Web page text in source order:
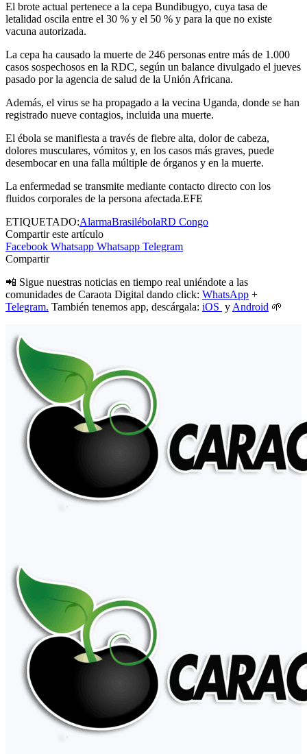
El brote actual pertenece a la cepa Bundibugyo, cuya tasa de
letalidad oscila entre el 30 % y el 50 % y para la que no existe
vacuna autorizada.
La cepa ha causado la muerte de 246 personas entre más de 1.000
casos sospechosos en la RDC, según un balance divulgado el jueves
pasado por la agencia de salud de la Unión Africana.
Además, el virus se ha propagado a la vecina Uganda, donde se han
registrado nueve contagios, incluida una muerte.
El ébola se manifiesta a través de fiebre alta, dolor de cabeza,
dolores musculares, vómitos y, en los casos más graves, puede
desembocar en una falla múltiple de órganos y en la muerte.
La enfermedad se transmite mediante contacto directo con los
fluidos corporales de la persona afectada.EFE
ETIQUETADO:AlarmaBrasilébolaRD Congo
Compartir este artículo
Facebook Whatsapp Whatsapp Telegram
Compartir
📲 Sigue nuestras noticias en tiempo real uniéndote a las
comunidades de Caraota Digital dando click: WhatsApp +
Telegram. También tenemos app, descárgala: iOS y Android 🌱